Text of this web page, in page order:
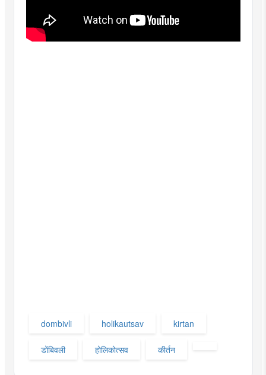
dombivli holikautsav kirtan
डोंबिवली होलिकोत्सव कीर्तन